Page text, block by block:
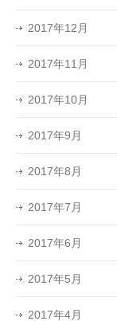
2017年12月
2017年11月
2017年10月
2017年9月
2017年8月
2017年7月
2017年6月
2017年5月
2017年4月